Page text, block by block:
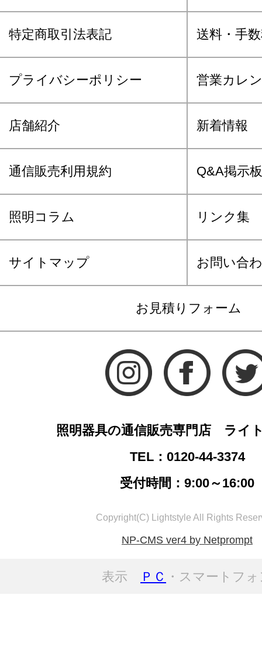
特定商取引法表記 送料・手
プライバシーポリシー 営業カレ
店舗紹介 新着情報
通信販売利用規約 Q&A掲示板
照明コラム リンク集
サイトマップ お問い合
お見積りフォーム
照明器具の通信販売専門店 ライ
TEL：0120-44-3374
受付時間：9:00～16:00
Copyright(C) Lightstyle All Rights
NP-CMS ver4 by Netprompt
表示 ＰＣ ・スマートフ